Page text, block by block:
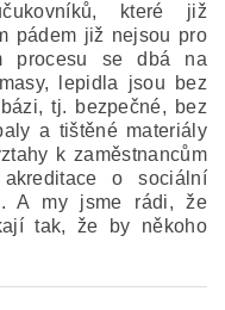
které již
pádem již nejsou pro
procesu se dbá na
lepidla jsou bez
tj. bezpečné, bez
a tištěné materiály
k zaměstnancům
o sociální
A my jsme rádi, že
tak, že by někoho